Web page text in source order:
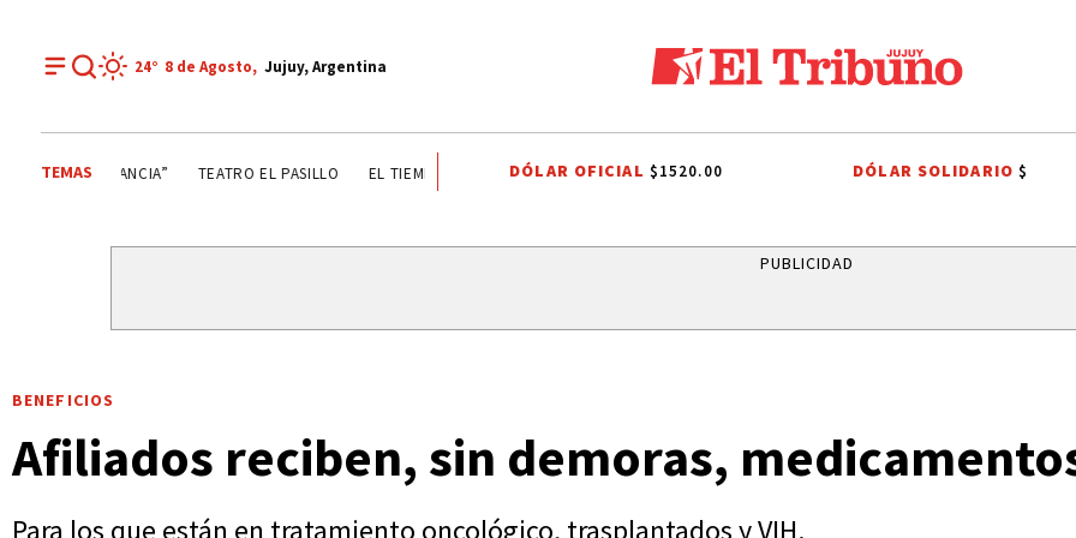
24° 8 de Agosto, Jujuy, Argentina
TEMAS GOBIERNO DE JUJUY LA FIESTA DE LA ABUNDANCIA” TEATRO EL PASILLO EL TIEMPO EN JUJUY EFEMÉRIDES BRASIL
DÓLAR OFICIAL $1520.00 DÓLAR SOLIDARIO$
PUBLICIDAD
BENEFICIOS
Afiliados reciben, sin demoras,
Para los que están en tratamiento oncológico, trasplantados y VIH.